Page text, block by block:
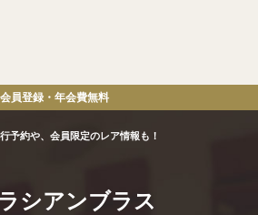
会員登録・年会費無料
予約や、会員限定のレア情報も！
シアンブラス